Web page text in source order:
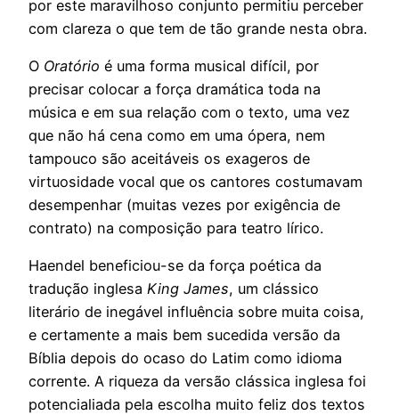
por este maravilhoso conjunto permitiu perceber
com clareza o que tem de tão grande nesta obra.
O Oratório é uma forma musical difícil, por
precisar colocar a força dramática toda na
música e em sua relação com o texto, uma vez
que não há cena como em uma ópera, nem
tampouco são aceitáveis os exageros de
virtuosidade vocal que os cantores costumavam
desempenhar (muitas vezes por exigência de
contrato) na composição para teatro lírico.
Haendel beneficiou-se da força poética da
tradução inglesa King James, um clássico
literário de inegável influência sobre muita coisa,
e certamente a mais bem sucedida versão da
Bíblia depois do ocaso do Latim como idioma
corrente. A riqueza da versão clássica inglesa foi
potencialiada pela escolha muito feliz dos textos